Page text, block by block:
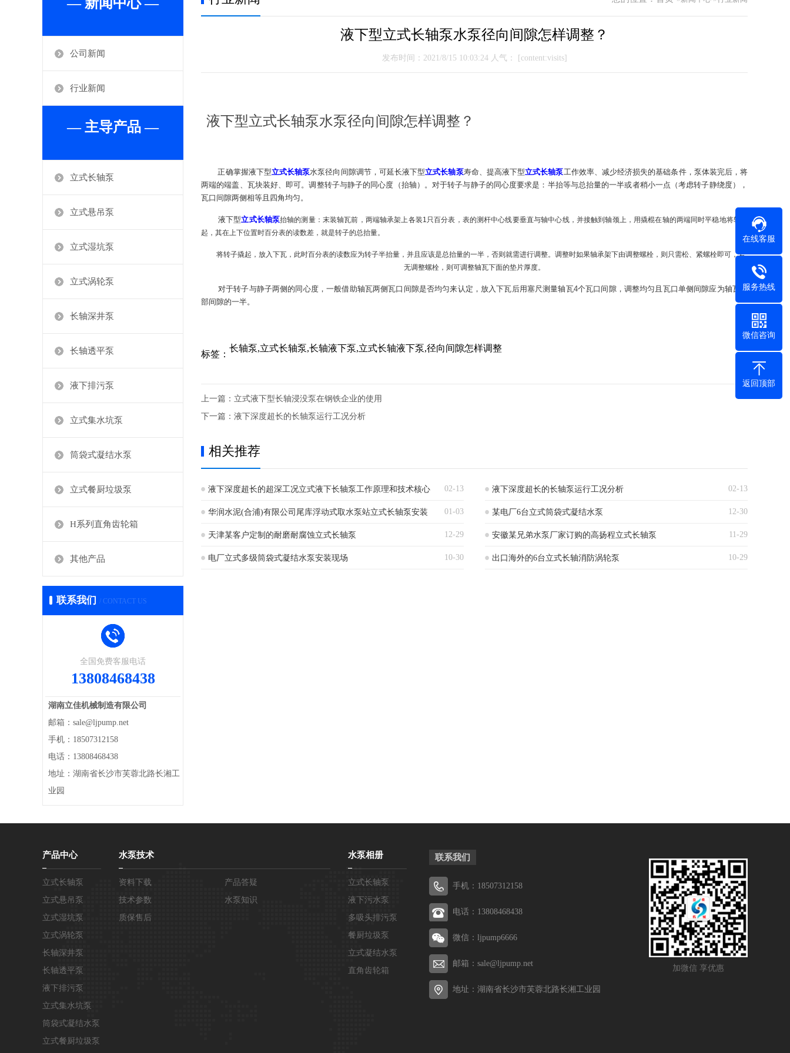
公司新闻
行业新闻
— 主导产品 —
立式长轴泵
立式悬吊泵
立式湿坑泵
立式涡轮泵
长轴深井泵
长轴透平泵
液下排污泵
立式集水坑泵
筒袋式凝结水泵
立式餐厨垃圾泵
H系列直角齿轮箱
其他产品
联系我们 / CONTACT US
全国免费客服电话
13808468438
湖南立佳机械制造有限公司
邮箱：sale@ljpump.net
手机：18507312158
电话：13808468438
地址：湖南省长沙市芙蓉北路长湘工
业园
液下型立式长轴泵水泵径向间隙怎样调整？
发布时间：2021/8/15 10:03:24 人气： [content:visits]
液下型立式长轴泵水泵径向间隙怎样调整？
正确掌握液下型立式长轴泵水泵径向间隙调节，可延长液下型立式长轴泵寿命、提高液下型立式长轴泵工作效率、减少经济损失的基础条件，泵体装完后，将
两端的端盖、瓦块装好、即可。调整转子与静子的同心度（抬轴）。对于转子与静子的同心度要求是：半抬等与总抬量的一半或者稍小一点（考虑转子静绕度），
瓦口间隙两侧相等且四角均匀。
液下型立式长轴泵抬轴的测量：末装轴瓦前，两端轴承架上各装1只百分表，表的测杆中心线要垂直与轴中心线，并接触到轴颈上，用撬棍在轴的两端同时平稳地将轴抬
起，其在上下位置时百分表的读数差，就是转子的总抬量。
将转子撬起，放入下瓦，此时百分表的读数应为转子半抬量，并且应该是总抬量的一半，否则就需进行调整。调整时如果轴承架下由调整螺栓，则只需松、紧螺栓即可，若
无调整螺栓，则可调整轴瓦下面的垫片厚度。
对于转子与静子两侧的同心度，一般借助轴瓦两侧瓦口间隙是否均匀来认定，放入下瓦后用塞尺测量轴瓦4个瓦口间隙，调整均匀且瓦口单侧间隙应为轴瓦顶
部间隙的一半。
标签：
长轴泵,立式长轴泵,长轴液下泵,立式长轴液下泵,径向间隙怎样调整
上一篇： 立式液下型长轴浸没泵在钢铁企业的使用
下一篇： 液下深度超长的长轴泵运行工况分析
相关推荐
02-13
液下深度超长的超深工况立式液下长轴泵工作原理和技术核心 02-13
液下深度超长的长轴泵运行工况分析
01-03
华润水泥(合浦)有限公司尾库浮动式取水泵站立式长轴泵安装
现场
12-30
某电厂6台立式筒袋式凝结水泵
12-29
天津某客户定制的耐磨耐腐蚀立式长轴泵 11-29
安徽某兄弟水泵厂家订购的高扬程立式长轴泵
10-30
电厂立式多级筒袋式凝结水泵安装现场 10-29
出口海外的6台立式长轴消防涡轮泵
产品中心
立式长轴泵
立式悬吊泵
立式湿坑泵
立式涡轮泵
长轴深井泵
长轴透平泵
液下排污泵
立式集水坑泵
筒袋式凝结水泵
立式餐厨垃圾泵
水泵技术
资料下载
产品答疑
技术参数
水泵知识
质保售后
水泵相册
立式长轴泵
液下污水泵
多吸头排污泵
餐厨垃圾泵
立式凝结水泵
直角齿轮箱
加微信 享优惠
联系我们
手机：18507312158
电话：13808468438
微信：ljpump6666
邮箱：sale@ljpump.net
地址：湖南省长沙市芙蓉北路长湘工业园
在线客服
服务热线
微信咨询
返回顶部